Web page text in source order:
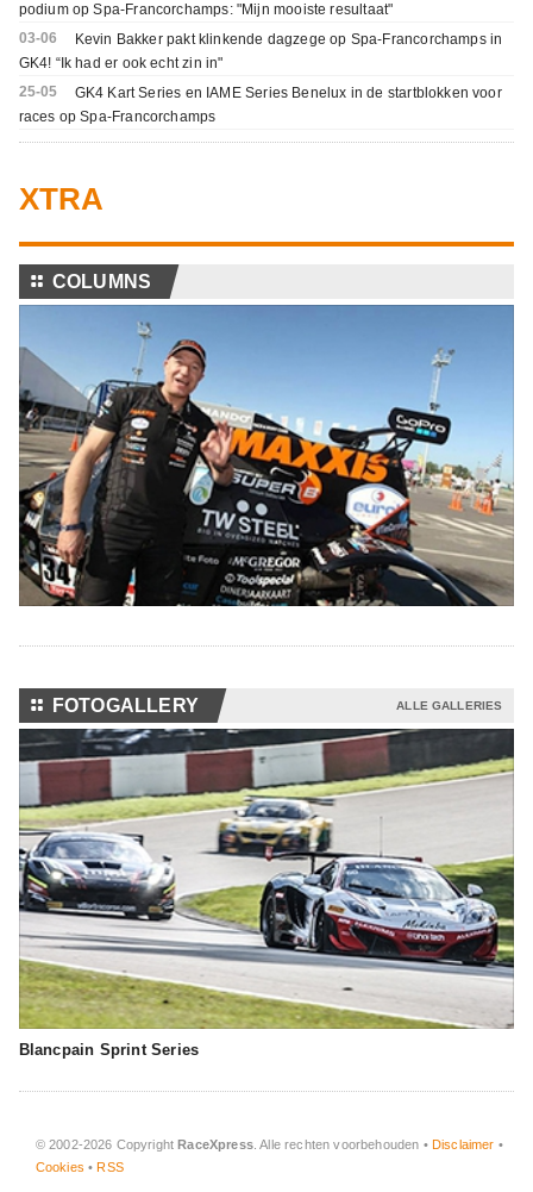
podium op Spa-Francorchamps: "Mijn mooiste resultaat"
03-06
Kevin Bakker pakt klinkende dagzege op Spa-Francorchamps in
GK4! “Ik had er ook echt zin in"
25-05
GK4 Kart Series en IAME Series Benelux in de startblokken voor
races op Spa-Francorchamps
XTRA
⚏ COLUMNS
⚏ FOTOGALLERY ALLE GALLERIES
Blancpain Sprint Series
© 2002-2026 Copyright RaceXpress. Alle rechten voorbehouden • Disclaimer •
Cookies • RSS